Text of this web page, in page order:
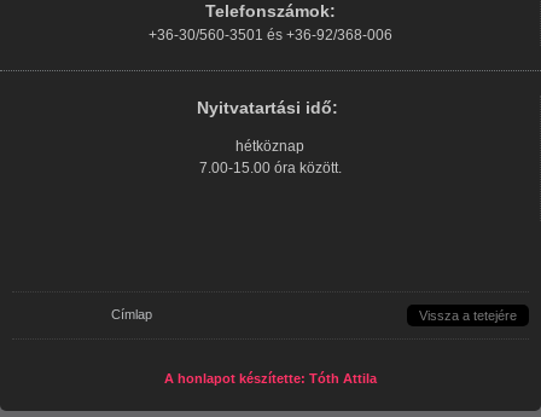
Telefonszámok:
+36-30/560-3501 és +36-92/368-006
Nyitvatartási idő:
hétköznap
7.00-15.00 óra között.
Címlap Vissza a tetejére
A honlapot készítette: Tóth Attila